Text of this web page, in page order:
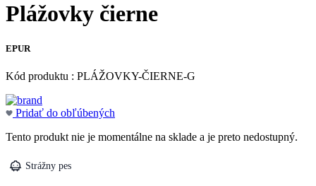
Plážovky čierne
EPUR
Kód produktu : PLÁŽOVKY-ČIERNE-G
Pridať do obľúbených
Tento produkt nie je momentálne na sklade a je preto nedostupný.
Strážny pes